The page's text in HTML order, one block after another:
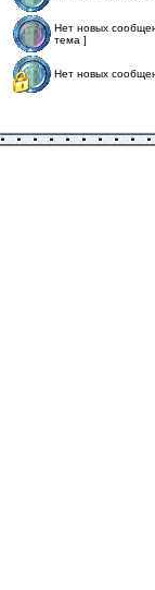
Нет новых
тема ]
Нет новых